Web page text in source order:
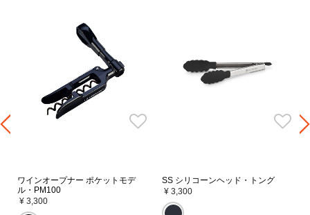
ワインオープナー ポケットモデ
ル・PM100
¥ 3,300
SS シリコーンヘッド・トング
¥ 3,300